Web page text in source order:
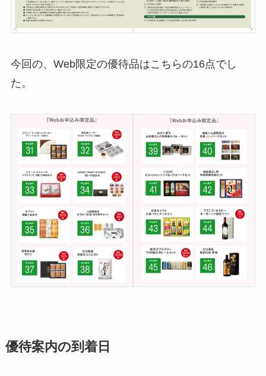
今回の、Web限定の優待品はこちらの16点でし
た。
優待案内の到着日